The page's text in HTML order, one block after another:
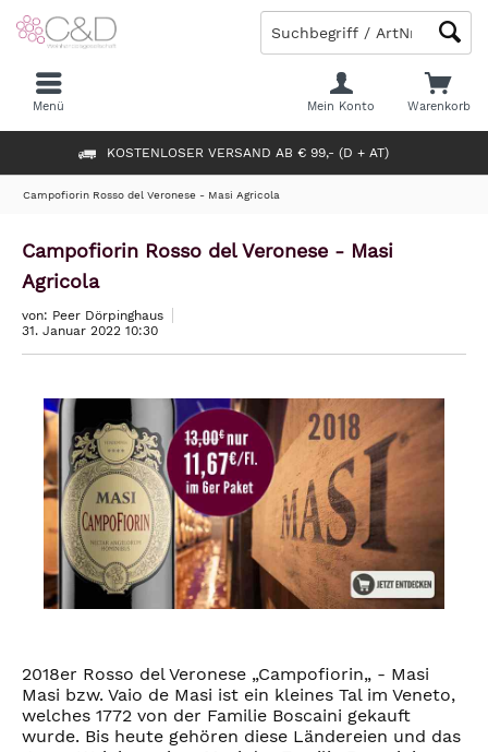
KOSTENLOSER VERSAND AB € 99,- (D + AT)
Warenkorb
Mein Konto
Menü
Campofiorin Rosso del Veronese - Masi Agricola
Campofiorin Rosso del Veronese - Masi
Agricola
von: Peer Dörpinghaus
31. Januar 2022 10:30
2018er Rosso del Veronese „Campofiorin„ - Masi
Masi bzw. Vaio de Masi ist ein kleines Tal im Veneto,
welches 1772 von der Familie Boscaini gekauft
wurde. Bis heute gehören diese Ländereien und das